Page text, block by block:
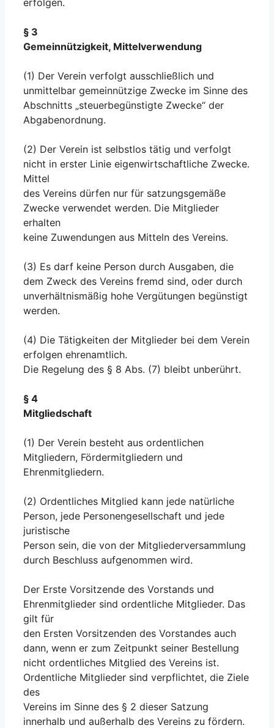
§ 3
Gemeinnützigkeit, Mittelverwendung
(1) Der Verein verfolgt ausschließlich und
unmittelbar gemeinnützige Zwecke im Sinne des
Abschnitts „steuerbegünstigte Zwecke“ der
Abgabenordnung.
(2) Der Verein ist selbstlos tätig und verfolgt
nicht in erster Linie eigenwirtschaftliche Zwecke.
Mittel
des Vereins dürfen nur für satzungsgemäße
Zwecke verwendet werden. Die Mitglieder
erhalten
keine Zuwendungen aus Mitteln des Vereins.
(3) Es darf keine Person durch Ausgaben, die
dem Zweck des Vereins fremd sind, oder durch
unverhältnismäßig hohe Vergütungen begünstigt
werden.
(4) Die Tätigkeiten der Mitglieder bei dem Verein
erfolgen ehrenamtlich.
Die Regelung des § 8 Abs. (7) bleibt unberührt.
§ 4
Mitgliedschaft
(1) Der Verein besteht aus ordentlichen
Mitgliedern, Fördermitgliedern und
Ehrenmitgliedern.
(2) Ordentliches Mitglied kann jede natürliche
Person, jede Personengesellschaft und jede
juristische
Person sein, die von der Mitgliederversammlung
durch Beschluss aufgenommen wird.
Der Erste Vorsitzende des Vorstands und
Ehrenmitglieder sind ordentliche Mitglieder. Das
gilt für
den Ersten Vorsitzenden des Vorstandes auch
dann, wenn er zum Zeitpunkt seiner Bestellung
nicht ordentliches Mitglied des Vereins ist.
Ordentliche Mitglieder sind verpflichtet, die Ziele
des
Vereins im Sinne des § 2 dieser Satzung
innerhalb und außerhalb des Vereins zu fördern.